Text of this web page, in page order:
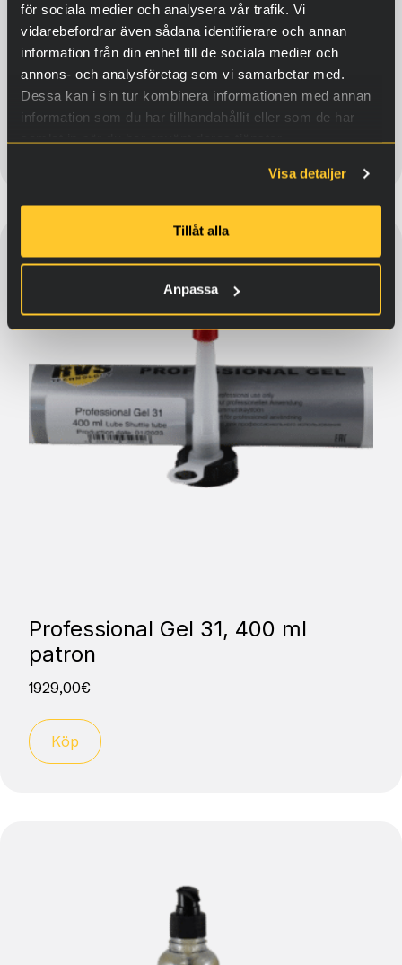
för sociala medier och analysera vår trafik. Vi
vidarebefordrar även sådana identifierare och annan
information från din enhet till de sociala medier och
annons- och analysföretag som vi samarbetar med.
Dessa kan i sin tur kombinera informationen med annan
information som du har tillhandahållit eller som de har
samlat in när du har använt deras tjänster.
Visa detaljer
Tillåt alla
Anpassa
Professional Gel 31, 400 ml
pumpflaska
1929,00€
Köp
Professional Gel 31, 400 ml
patron
1929,00€
Köp